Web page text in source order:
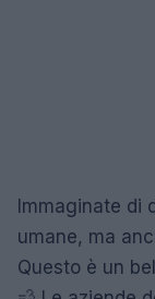
Immaginate di
umane, ma
Questo è un